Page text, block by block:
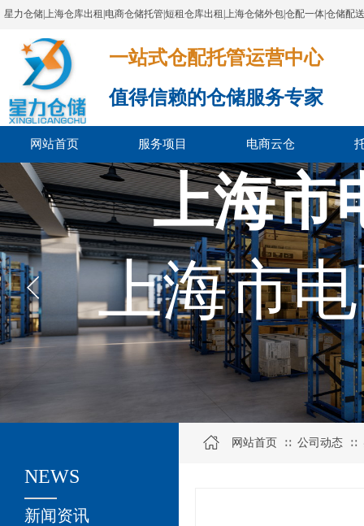
星力仓储|上海仓库出租|电商仓储托管|短租仓库出租|上海仓储外包|仓配一体|仓储配
一站式仓配托管运营中心​​​​​​​​​​​​​​​​​
值得信赖的仓储服务专家
网站首页 服务项目 电商云仓
上海市
上海市
关于我们
新闻资讯
NEWS
网站首页 ∷ 公司动态 ∷